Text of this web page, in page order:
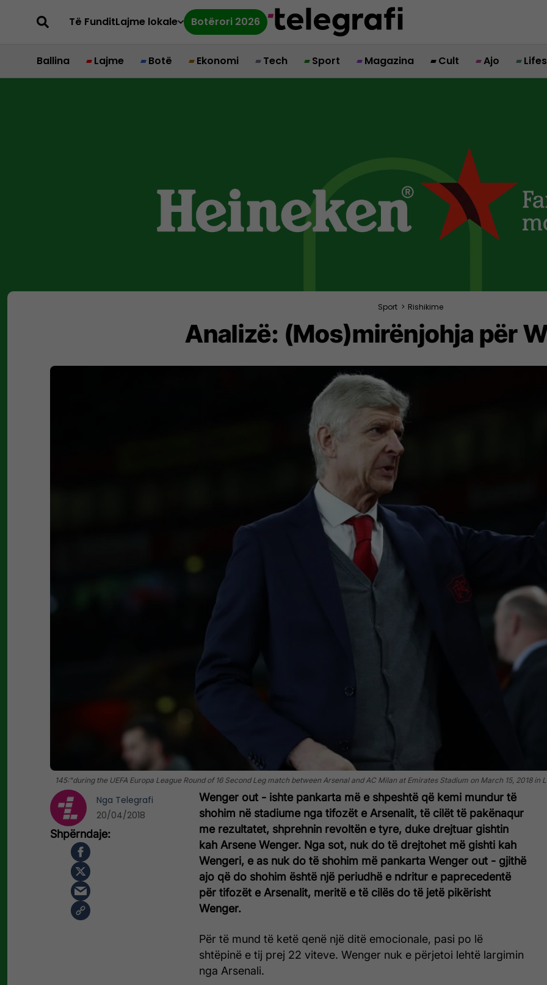
Të FunditLajme lokale Botërori 2026
Ballina Lajme Botë Ekonomi Tech Sport Magazina Cult Ajo
Sport > Rishikime
Analizë: (Mos)mirënjohja për
145:"during the UEFA Europa League Round of 16 Second Leg match between Arsenal and AC Milan at Emirates Stadium on March 15, 2018 in
Wenger out - ishte pankarta më e shpeshtë që kemi mundur të
shohim në stadiume nga tifozët e Arsenalit, të cilët të pakënaqur
me rezultatet, shprehnin revoltën e tyre, duke drejtuar gishtin
kah Arsene Wenger. Nga sot, nuk do të drejtohet më gishti kah
Wengeri, e as nuk do të shohim më pankarta Wenger out - gjithë
ajo që do shohim është një periudhë e ndritur e paprecedentë
për tifozët e Arsenalit, meritë e të cilës do të jetë pikërisht
Wenger.
Për të mund të ketë qenë një ditë emocionale, pasi po lë
shtëpinë e tij prej 22 viteve. Wenger nuk e përjetoi lehtë largimin
nga Arsenali.
Nga Telegrafi
20/04/2018